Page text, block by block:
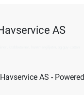
AS
AS - Powered